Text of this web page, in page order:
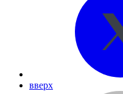
вверх